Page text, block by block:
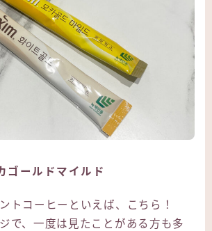
ゴールドマイルド
トコーヒーといえば、こちら！
で、一度は見たことがある方も多